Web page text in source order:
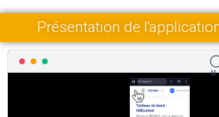
Présentation de